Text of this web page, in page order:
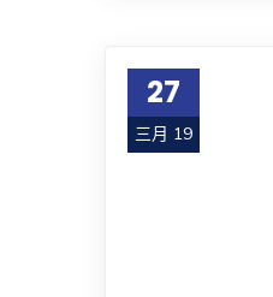
27
三月 19